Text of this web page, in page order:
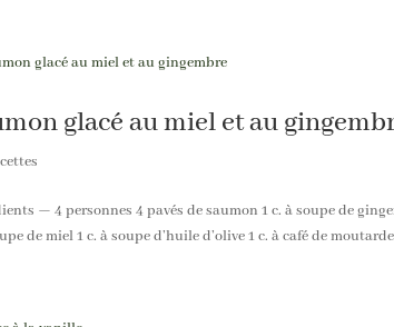
glacé au miel et au
— 4 personnes 4 pavés de saumon 1 c. à soupe de
de miel 1 c. à soupe d’huile d’olive 1 c. à café de